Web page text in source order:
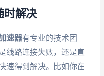
时解决
速器有专业的技术团
线路连接失败，还是直
速得到解决。比如你在